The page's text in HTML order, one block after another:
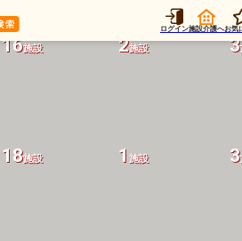
ログイン施設介護へお気
18施設 1 施設 3
16施設 2施設 3